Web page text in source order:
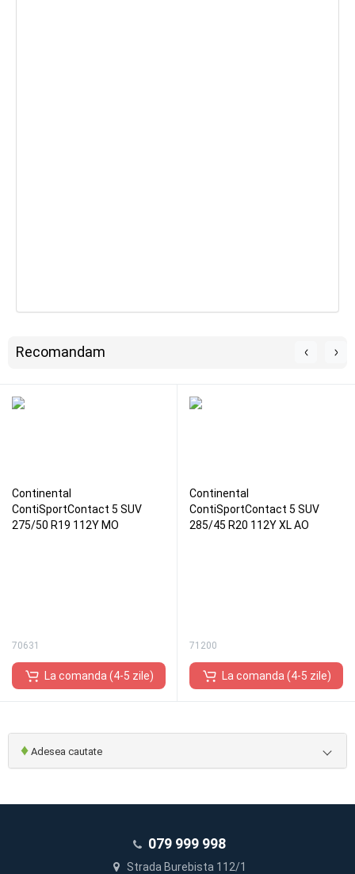
Recomandam
Continental
ContiSportContact 5 SUV
275/50 R19 112Y MO
70631
La comanda (4-5 zile)
Continental
ContiSportContact 5 SUV
285/45 R20 112Y XL AO
71200
La comanda (4-5 zile)
♦ Adesea cautate
079 999 998
Strada Burebista 112/1